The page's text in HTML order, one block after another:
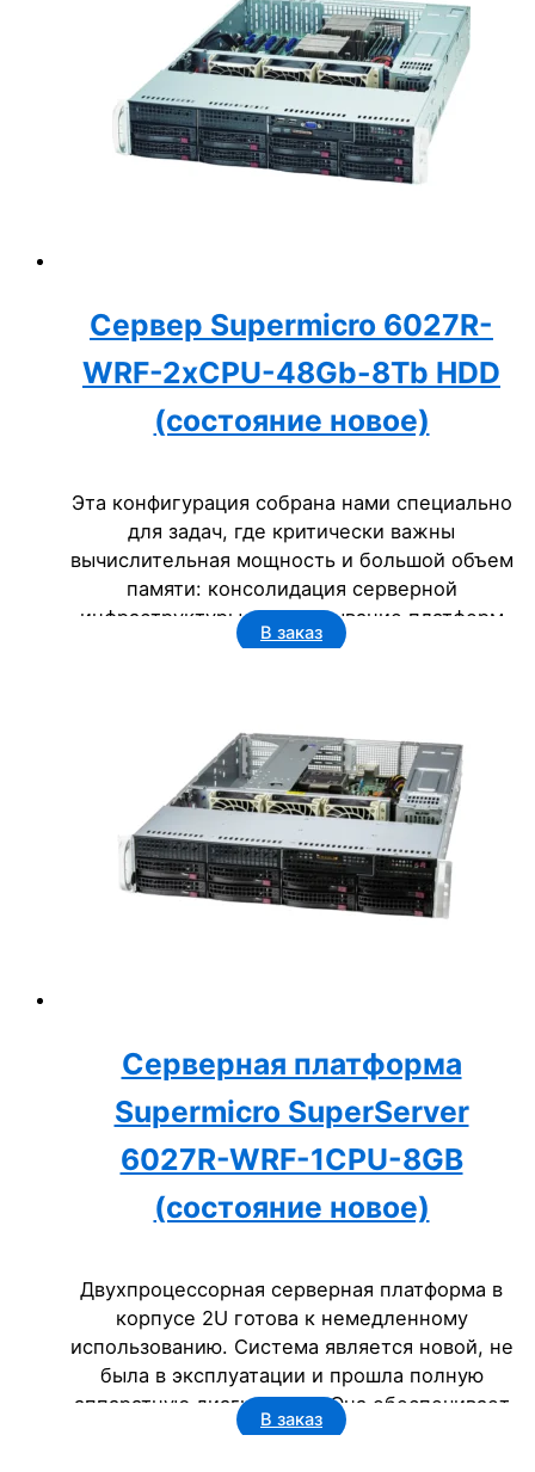
Сервер Supermicro 6027R-
WRF-2xCPU-48Gb-8Tb HDD
(состояние новое)
Эта конфигурация собрана нами специально
для задач, где критически важны
вычислительная мощность и большой объем
памяти: консолидация серверной
инфраструктуры, развертывание платформ
виртуализации (VMware, Hyper-V), работа с
В заказ
Серверная платформа
Supermicro SuperServer
6027R-WRF-1CPU-8GB
(состояние новое)
Двухпроцессорная серверная платформа в
корпусе 2U готова к немедленному
использованию. Система является новой, не
была в эксплуатации и прошла полную
аппаратную диагностику. Она обеспечивает
высокую производительность и надежность
В заказ